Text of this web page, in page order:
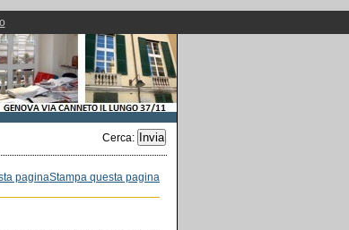
Cerca:
Stampa questa pagina